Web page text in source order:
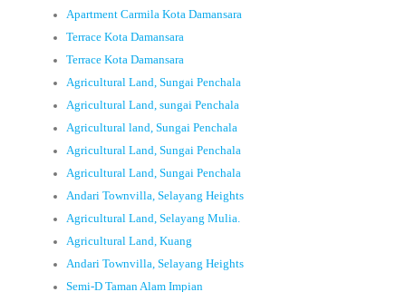
Apartment Carmila Kota Damansara
Terrace Kota Damansara
Terrace Kota Damansara
Agricultural Land, Sungai Penchala
Agricultural Land, sungai Penchala
Agricultural land, Sungai Penchala
Agricultural Land, Sungai Penchala
Agricultural Land, Sungai Penchala
Andari Townvilla, Selayang Heights
Agricultural Land, Selayang Mulia.
Agricultural Land, Kuang
Andari Townvilla, Selayang Heights
Semi-D Taman Alam Impian